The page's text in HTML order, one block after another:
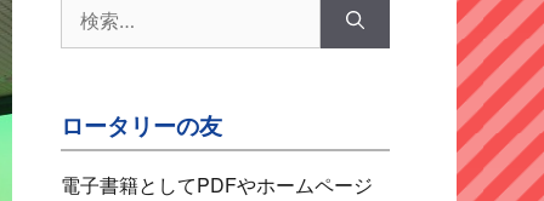
索:
ロータリーの友
電子書籍としてPDFやホームページ